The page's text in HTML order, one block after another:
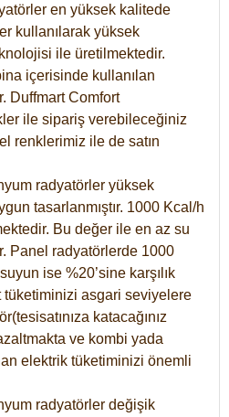
en yüksek kalitede
kullanılarak yüksek
ile üretilmektedir.
içerisinde kullanılan
Duffmart Comfort
ile sipariş verebileceğiniz
renklerimiz ile de satın
radyatörler yüksek
tasarlanmıştır. 1000 Kcal/h
Bu değer ile en az su
Panel radyatörlerde 1000
ise %20’sine karşılık
tüketiminizi asgari seviyelere
katacağınız
ve kombi yada
elektrik tüketiminizi önemli
radyatörler değişik